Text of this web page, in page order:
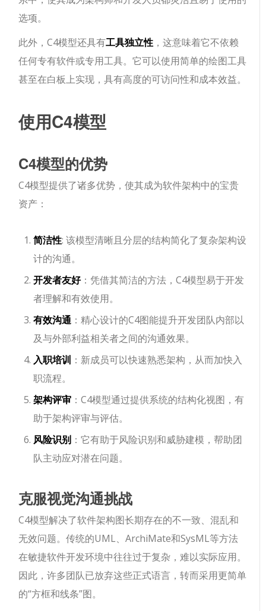
选项。
此外，C4模型还具有工具独立性 ，这意味着它不依赖
任何专有软件或专用工具。它可以使用简单的绘图工具
甚至在白板上实现，具有高度的可访问性和成本效益。
使用C4模型
C4模型的优势
C4模型提供了诸多优势，使其成为软件架构中的宝贵
资产：
简洁性: 该模型清晰且分层的结构简化了复杂架构设
计的沟通。
开发者友好：凭借其简洁的方法，C4模型易于开发
者理解和有效使用。
有效沟通 ：精心设计的C4图能提升开发团队内部以
及与外部利益相关者之间的沟通效果。
入职培训 ：新成员可以快速熟悉架构，从而加快入
职流程。
架构评审 ：C4模型通过提供系统的结构化视图，有
助于架构评审与评估。
风险识别 ：它有助于风险识别和威胁建模，帮助团
队主动应对潜在问题。
克服视觉沟通挑战
C4模型解决了软件架构图长期存在的不一致、混乱和
无效问题。传统的UML、ArchiMate和SysML等方法
在敏捷软件开发环境中往往过于复杂，难以实际应用。
因此，许多团队已放弃这些正式语言，转而采用更简单
的“方框和线条”图。